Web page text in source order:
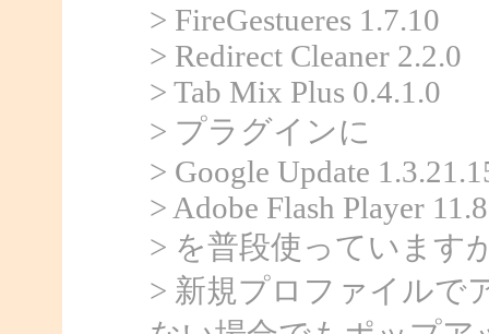
> FireGestueres 1.7.10
> Redirect Cleaner 2.2.0
> Tab Mix Plus 0.4.1.0
> プラグインに
> Google Update
> Adobe Flash Player
> を普段使っています
> 新規プロファイルで